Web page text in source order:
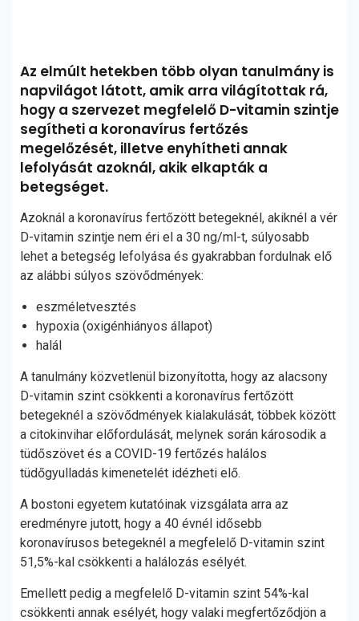
Az elmúlt hetekben több olyan tanulmány is
napvilágot látott, amik arra világítottak rá,
hogy a szervezet megfelelő D-vitamin szintje
segítheti a koronavírus fertőzés
megelőzését, illetve enyhítheti annak
lefolyását azoknál, akik elkapták a
betegséget.
Azoknál a koronavírus fertőzött betegeknél, akiknél a vér
D-vitamin szintje nem éri el a 30 ng/ml-t, súlyosabb
lehet a betegség lefolyása és gyakrabban fordulnak elő
az alábbi súlyos szövődmények:
eszméletvesztés
hypoxia (oxigénhiányos állapot)
halál
A tanulmány közvetlenül bizonyította, hogy az alacsony
D-vitamin szint csökkenti a koronavírus fertőzött
betegeknél a szövődmények kialakulását, többek között
a citokinvihar előfordulását, melynek során károsodik a
tüdőszövet és a COVID-19 fertőzés halálos
tüdőgyulladás kimenetelét idézheti elő.
A bostoni egyetem kutatóinak vizsgálata arra az
eredményre jutott, hogy a 40 évnél idősebb
koronavírusos betegeknél a megfelelő D-vitamin szint
51,5%-kal csökkenti a halálozás esélyét.
Emellett pedig a megfelelő D-vitamin szint 54%-kal
csökkenti annak esélyét, hogy valaki megfertőződjön a